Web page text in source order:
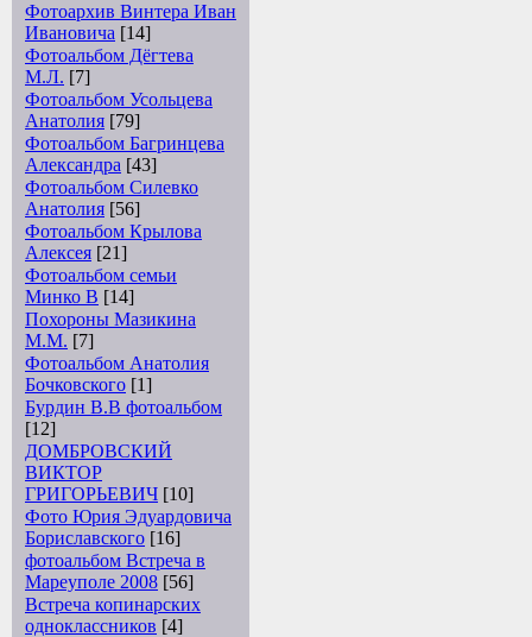
Фотоархив Винтера Иван
Ивановича [14]
Фотоальбом Дёгтева
М.Л. [7]
Фотоальбом Усольцева
Анатолия [79]
Фотоальбом Багринцева
Александра [43]
Фотоальбом Силевко
Анатолия [56]
Фотоальбом Крылова
Алексея [21]
Фотоальбом семьи
Минко В [14]
Похороны Мазикина
М.М. [7]
Фотоальбом Анатолия
Бочковского [1]
Бурдин В.В фотоальбом
[12]
ДОМБРОВСКИЙ
ВИКТОР
ГРИГОРЬЕВИЧ [10]
Фото Юрия Эдуардовича
Бориславского [16]
фотоальбом Встреча в
Мареуполе 2008 [56]
Встреча копинарских
одноклассников [4]